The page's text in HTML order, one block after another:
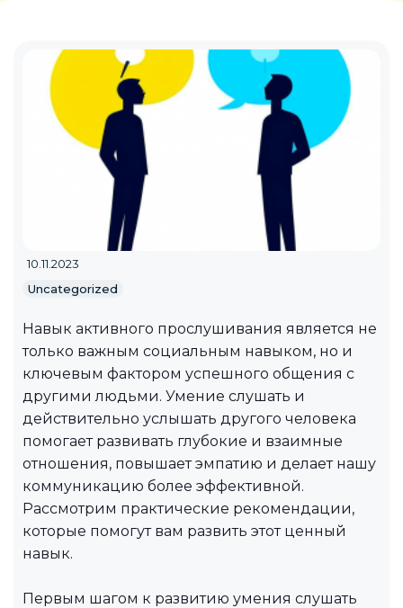
10.11.2023
Uncategorized
Навык активного прослушивания является не
только важным социальным навыком, но и
ключевым фактором успешного общения с
другими людьми. Умение слушать и
действительно услышать другого человека
помогает развивать глубокие и взаимные
отношения, повышает эмпатию и делает нашу
коммуникацию более эффективной.
Рассмотрим практические рекомендации,
которые помогут вам развить этот ценный
навык.
Первым шагом к развитию умения слушать